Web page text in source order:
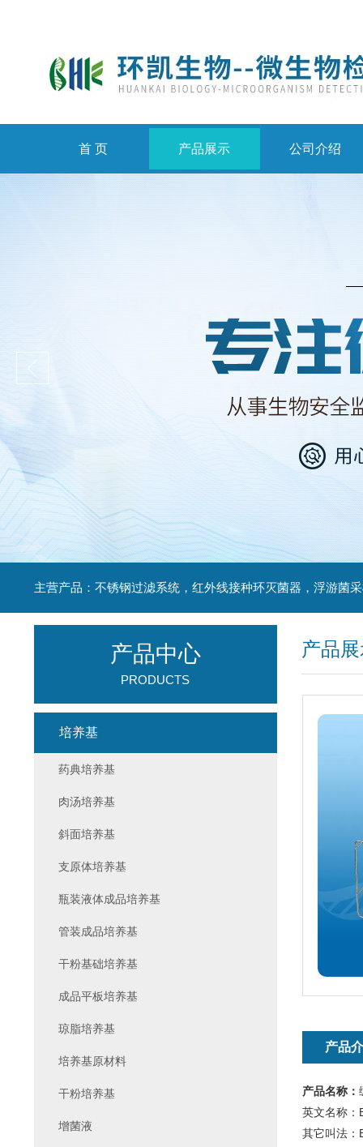
首 页 产品展示 公司介绍
产品
产品
产品名称：
英文名称：
其它叫法：
产品中心
PRODUCTS
培养基
药典培养基
肉汤培养基
斜面培养基
支原体培养基
瓶装液体成品培养基
管装成品培养基
干粉基础培养基
成品平板培养基
琼脂培养基
培养基原材料
干粉培养基
增菌液